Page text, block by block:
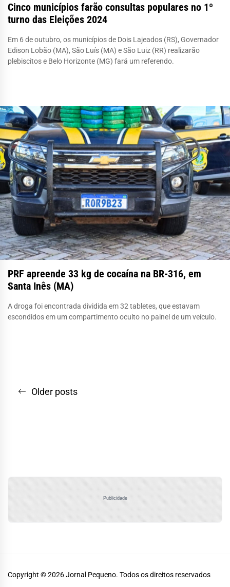
Cinco municípios farão consultas populares no 1º
turno das Eleições 2024
Em 6 de outubro, os municípios de Dois Lajeados (RS), Governador
Edison Lobão (MA), São Luís (MA) e São Luiz (RR) realizarão
plebiscitos e Belo Horizonte (MG) fará um referendo.
PRF apreende 33 kg de cocaína na BR-316, em
Santa Inês (MA)
A droga foi encontrada dividida em 32 tabletes, que estavam
escondidos em um compartimento oculto no painel de um veículo.
Navegação
Older posts
Publicidade
Copyright © 2026Jornal Pequeno. Todos os direitos reservados